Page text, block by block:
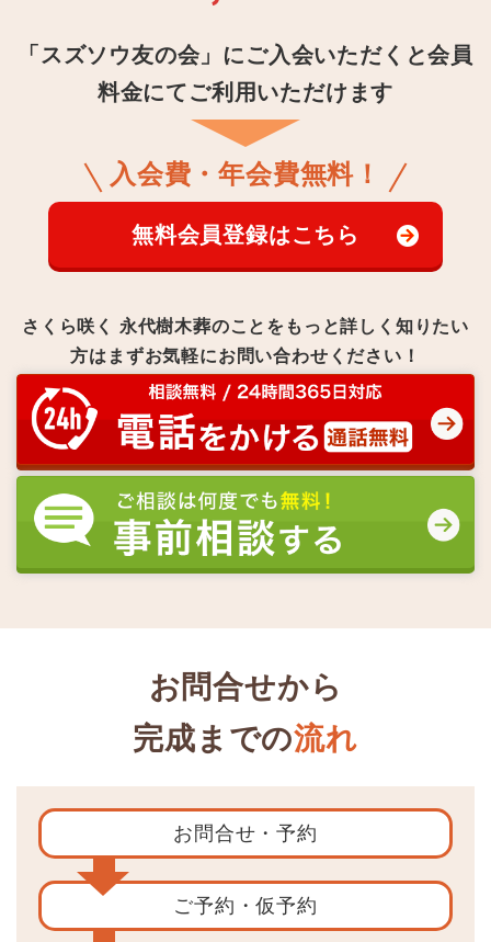
「スズソウ友の会」にご入会いただくと会員
料金にてご利用いただけます
入会費・年会費無料！
無料会員登録はこちら
さくら咲く 永代樹木葬のことをもっと詳しく知りたい
方は まずお気軽にお問い合わせください！
お問合せから
完成までの流れ
お問合せ ・予約
ご予約 ・仮予約